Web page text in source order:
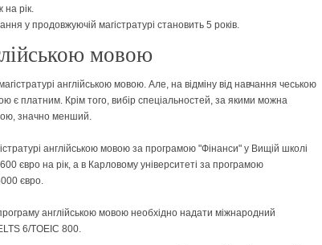
на рік.
у продовжуючій магістратурі становить 5 років.
мовою
англійською мовою. Але, на відміну від навчання чеською
є платним. Крім того, вибір спеціальностей, за якими можна
значно менший.
англійською мовою за програмою "Фінанси" у Вищій школі
євро на рік, а в Карловому університеті за програмою
євро.
англійською мовою необхідно надати міжнародний
6/TOEIC 800.